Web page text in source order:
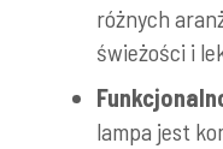
różnych
świeżości i
lampa jest